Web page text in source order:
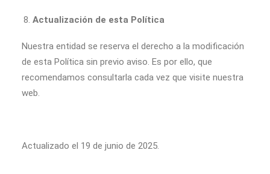
Actualización de esta Política
Nuestra entidad se reserva el derecho a la modificación
de esta Política sin previo aviso. Es por ello, que
recomendamos consultarla cada vez que visite nuestra
web.
Actualizado el 19 de junio de 2025.